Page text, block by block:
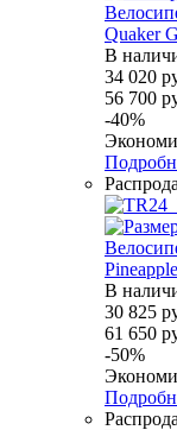
Quaker
В
34 020
56 700
-40%
В
30 825
61 650
-50%